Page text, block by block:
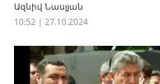
Ազնիվ Նասլյան
10:52 | 27.10.2024